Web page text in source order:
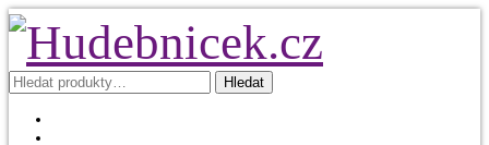
Hledat: Hledat